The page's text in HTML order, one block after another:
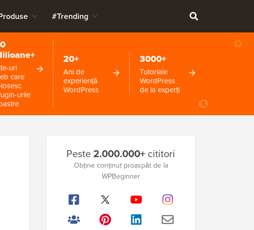
#Trending
uri
care
urile
20+
Ani de
experiență
WordPress
3000+
Tutoriale
WordPress
de la experți
laterală
Peste2.000.000+ cititori
Obține conținut proaspăt de la
WPBeginner